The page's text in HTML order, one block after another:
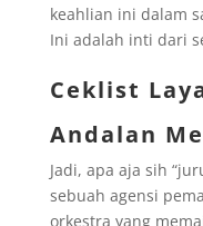
keahlian ini dalam
Ini adalah inti dari
Ceklist
Andalan
Jadi, apa aja sih
sebuah agensi
orkestra yang